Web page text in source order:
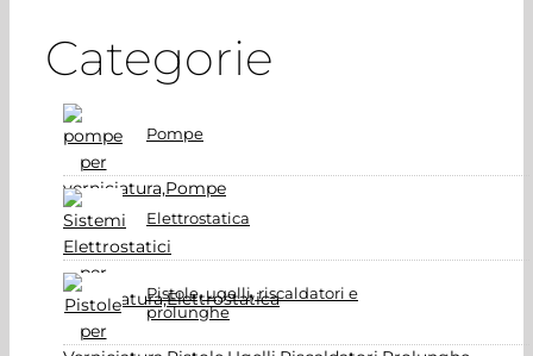
Categorie
Pompe
Elettrostatica
Pistole, ugelli, riscaldatori e
prolunghe